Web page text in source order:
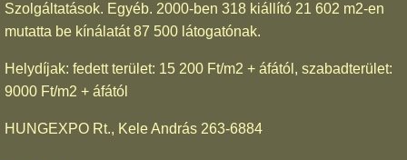
Szolgáltatások. Egyéb. 2000-ben 318 kiállító 21 602 m2-en
mutatta be kínálatát 87 500 látogatónak.
Helydíjak: fedett terület: 15 200 Ft/m2 + áfától, szabadterület:
9000 Ft/m2 + áfától
HUNGEXPO Rt., Kele András 263-6884